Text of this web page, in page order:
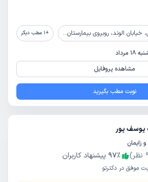
بیمارستان کسری، بن بست آریا، ساختمان پزشکان آریا، طبقه اول، واحد یک +
1 مطب دیگر
مرداد
مشاهده پروفایل
نوبت مطب بگیرید
یوسف پور
زایمان
نظر) 97٪
پیشنهاد کاربران
موفق در دکترتو